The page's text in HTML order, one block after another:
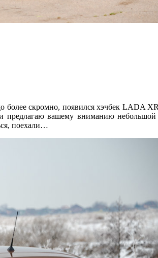
скромно, появился хэчбек LADA
предлагаю вашему вниманию
поехали…